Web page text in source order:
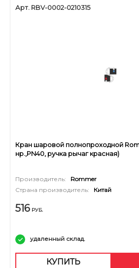
Арт. RBV-0002-0210315
Кран шаровой полнопроходной
нр.,PN40, ручка рычаг красная)
Производитель:
Rommer
Страна производитель:
Китай
516 РУБ.
удаленный склад.
КУПИТЬ